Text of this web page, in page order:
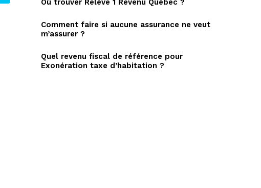
Où trouver Relève 1 Revenu Québec ?
Comment faire si aucune assurance ne veut
m’assurer ?
Quel revenu fiscal de référence pour
Exonération taxe d’habitation ?